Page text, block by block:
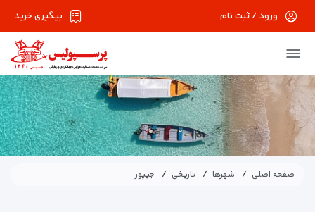
پیگیری خرید ورود / ثبت نام
صفحه اصلی شهرها تاریخی جیپور